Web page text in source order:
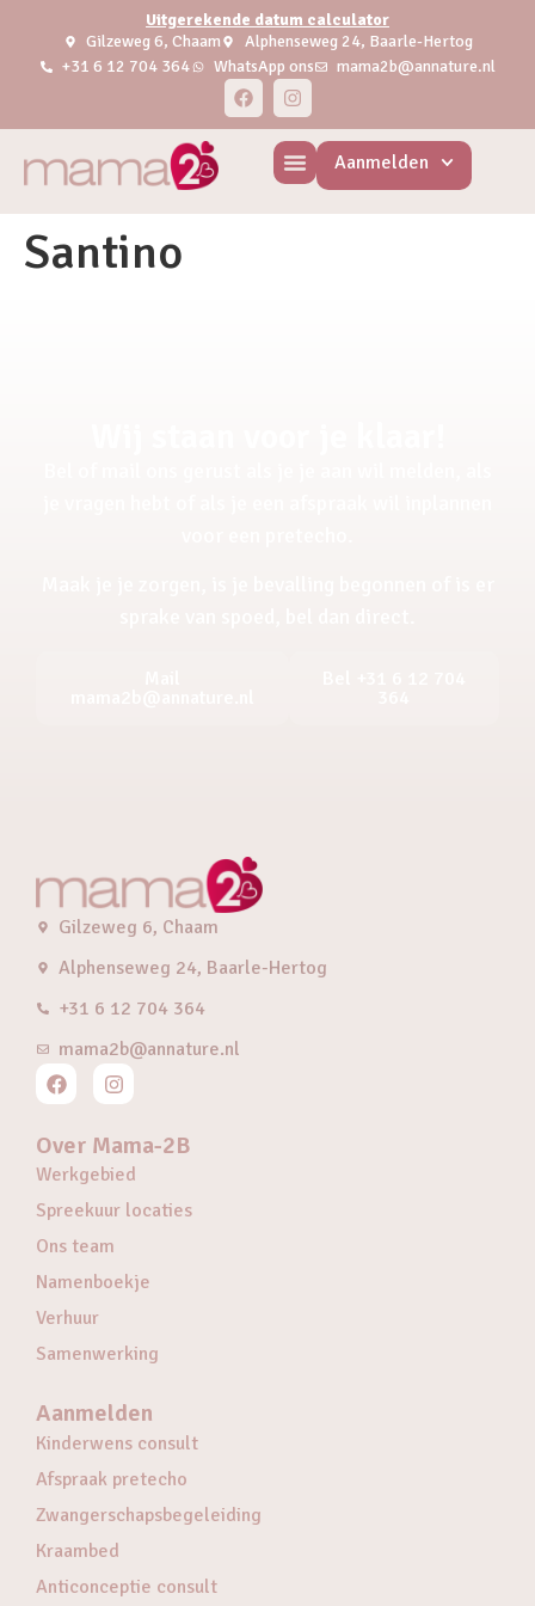
Uitgerekende datum calculator
Gilzeweg 6, Chaam
Alphenseweg 24, Baarle-Hertog
+31 6 12 704 364
WhatsApp ons mama2b@annature.nl
Aanmelden
Santino
Gilzeweg 6, Chaam
Alphenseweg 24, Baarle-Hertog
+31 6 12 704 364
mama2b@annature.nl
Over Mama-2B
Werkgebied
Spreekuur locaties
Ons team
Namenboekje
Verhuur
Samenwerking
Aanmelden
Kinderwens consult
Afspraak pretecho
Zwangerschapsbegeleiding
Kraambed
Anticonceptie consult